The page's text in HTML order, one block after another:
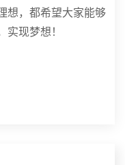
想，都希望大家能够
实现梦想！